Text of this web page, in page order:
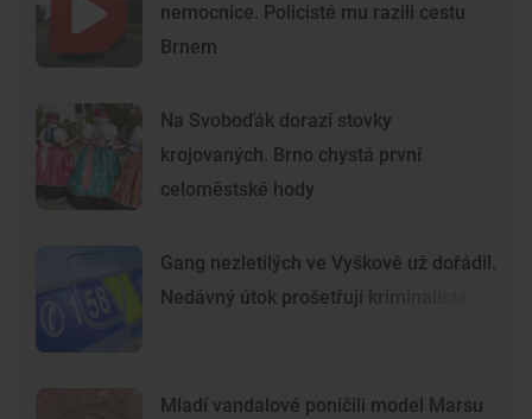
nemocnice. Policisté mu razili cestu
Brnem
Na Svoboďák dorazí stovky
krojovaných. Brno chystá první
celoměstské hody
Gang nezletilých ve Vyškově už dořádil.
Nedávný útok prošetřují kriminalisté
Mladí vandalové poničili model Marsu